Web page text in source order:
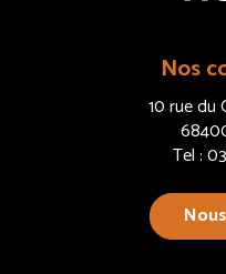
Nos
10 rue du
Tel :